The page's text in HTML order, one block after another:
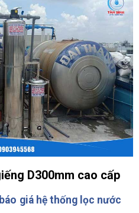
D300mm cao cấp
báo giá hệ thống lọc nước